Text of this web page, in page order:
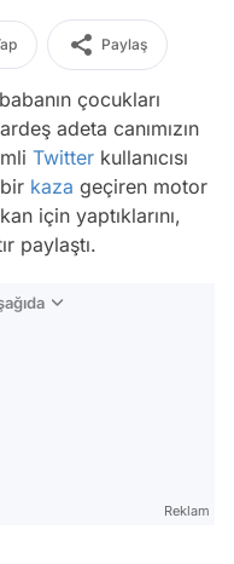
Paylaş
babanın çocukları
adeta canımızın
Twitter kullanıcısı
kaza geçiren motor
için yaptıklarını,
paylaştı.
Reklam